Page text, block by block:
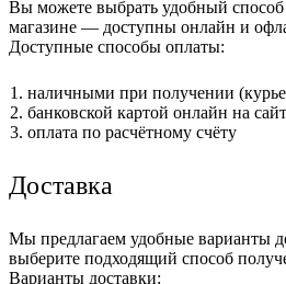
Вы можете выбрать удобный
магазине — доступны онлайн и
Доступные способы оплаты:
наличными при получении
банковской картой онлайн на
оплата по расчётному счёту
Доставка
Мы предлагаем удобные варианты
выберите подходящий способ
Варианты доставки: